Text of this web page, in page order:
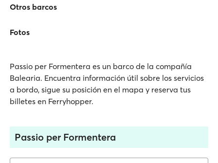
Otros barcos
Fotos
Passio per Formentera es un barco de la compañía
Balearia. Encuentra información útil sobre los servicios
a bordo, sigue su posición en el mapa y reserva tus
billetes en Ferryhopper.
Passio per Formentera